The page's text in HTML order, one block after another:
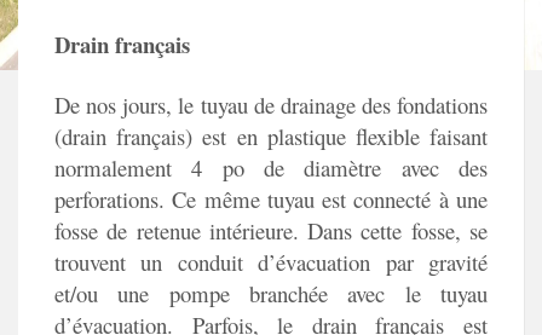
Drain français
De nos jours, le tuyau de drainage des fondations
(drain français) est en plastique flexible faisant
normalement 4 po de diamètre avec des
perforations. Ce même tuyau est connecté à une
fosse de retenue intérieure. Dans cette fosse, se
trouvent un conduit d’évacuation par gravité
et/ou une pompe branchée avec le tuyau
d’évacuation. Parfois, le drain français est